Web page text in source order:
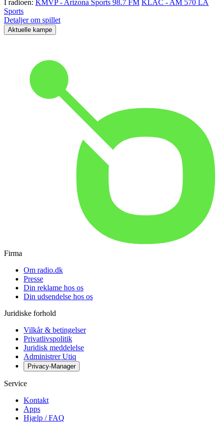
I radioen: KMVP - Arizona Sports 98.7 FM KLAC - AM 570 LA
Sports
Detaljer om spillet
Aktuelle kampe
Firma
Om radio.dk
Presse
Din reklame hos os
Din udsendelse hos os
Juridiske forhold
Vilkår & betingelser
Privatlivspolitik
Juridisk meddelelse
Administrer Utiq
Privacy-Manager
Service
Kontakt
Apps
Hjælp / FAQ